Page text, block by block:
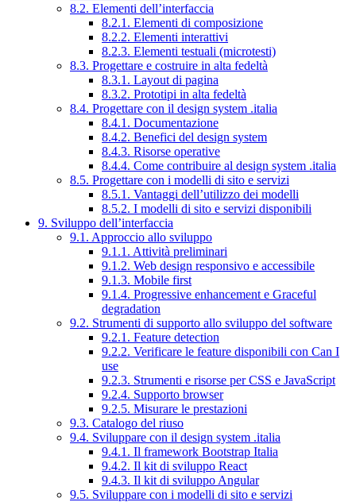
8.2. Elementi dell’interfaccia
8.2.1. Elementi di composizione
8.2.2. Elementi interattivi
8.2.3. Elementi testuali (microtesti)
8.3. Progettare e costruire in alta fedeltà
8.3.1. Layout di pagina
8.3.2. Prototipi in alta fedeltà
8.4. Progettare con il design system .italia
8.4.1. Documentazione
8.4.2. Benefici del design system
8.4.3. Risorse operative
8.4.4. Come contribuire al design system .italia
8.5. Progettare con i modelli di sito e servizi
8.5.1. Vantaggi dell’utilizzo dei modelli
8.5.2. I modelli di sito e servizi disponibili
9. Sviluppo dell’interfaccia
9.1. Approccio allo sviluppo
9.1.1. Attività preliminari
9.1.2. Web design responsivo e accessibile
9.1.3. Mobile first
9.1.4. Progressive enhancement e Graceful
degradation
9.2. Strumenti di supporto allo sviluppo del software
9.2.1. Feature detection
9.2.2. Verificare le feature disponibili con Can I
use
9.2.3. Strumenti e risorse per CSS e JavaScript
9.2.4. Supporto browser
9.2.5. Misurare le prestazioni
9.3. Catalogo del riuso
9.4. Sviluppare con il design system .italia
9.4.1. Il framework Bootstrap Italia
9.4.2. Il kit di sviluppo React
9.4.3. Il kit di sviluppo Angular
9.5. Sviluppare con i modelli di sito e servizi